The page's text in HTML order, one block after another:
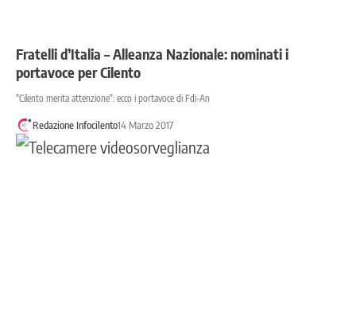
Fratelli d’Italia – Alleanza Nazionale: nominati i
portavoce per Cilento
"Cilento merita attenzione": ecco i portavoce di Fdi-An
Redazione Infocilento14 Marzo 2017